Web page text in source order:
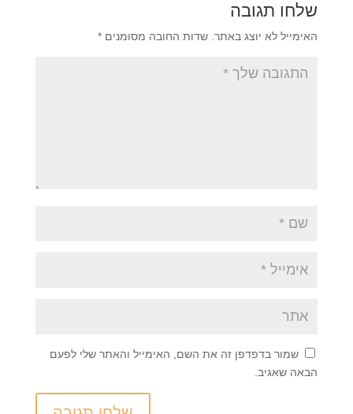
שלחו תגובה
האימייל לא יוצג באתר. שדות החובה מסומנים *
שמור בדפדפן זה את השם, האימייל והאתר שלי לפעם
הבאה שאגיב.